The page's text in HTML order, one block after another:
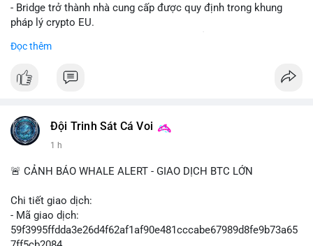
- Bridge trở thành nhà cung cấp được quy định trong khung
pháp lý crypto EU.
#luxembourg
#vlikevn #titanbot
📰 Nguồn: Cointelegraph
Đọc thêm
Đội Trinh Sát Cá Voi
1 h
🚨 CẢNH BÁO WHALE ALERT - GIAO DỊCH BTC LỚN
Chi tiết giao dịch:
- Mã giao dịch:
59f3995ffdda3e26d4f62af1af90e481cccabe67989d8fe9b73a65